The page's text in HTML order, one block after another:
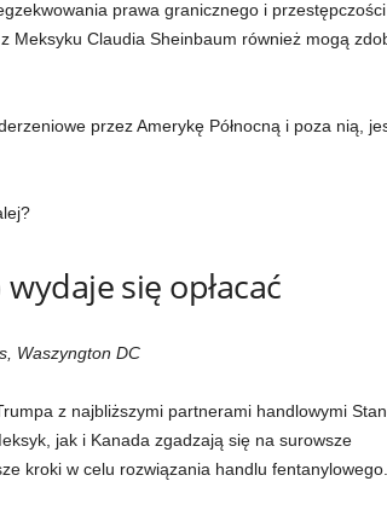
prawa granicznego i
Meksyku Claudia Sheinbaum również mogą
przez Amerykę Północną i poza nią,
się opłacać
Waszyngton DC
z najbliższymi partnerami handlowymi
jak i Kanada zgadzają się na surowsze
kroki w celu rozwiązania handlu fentanylowego.